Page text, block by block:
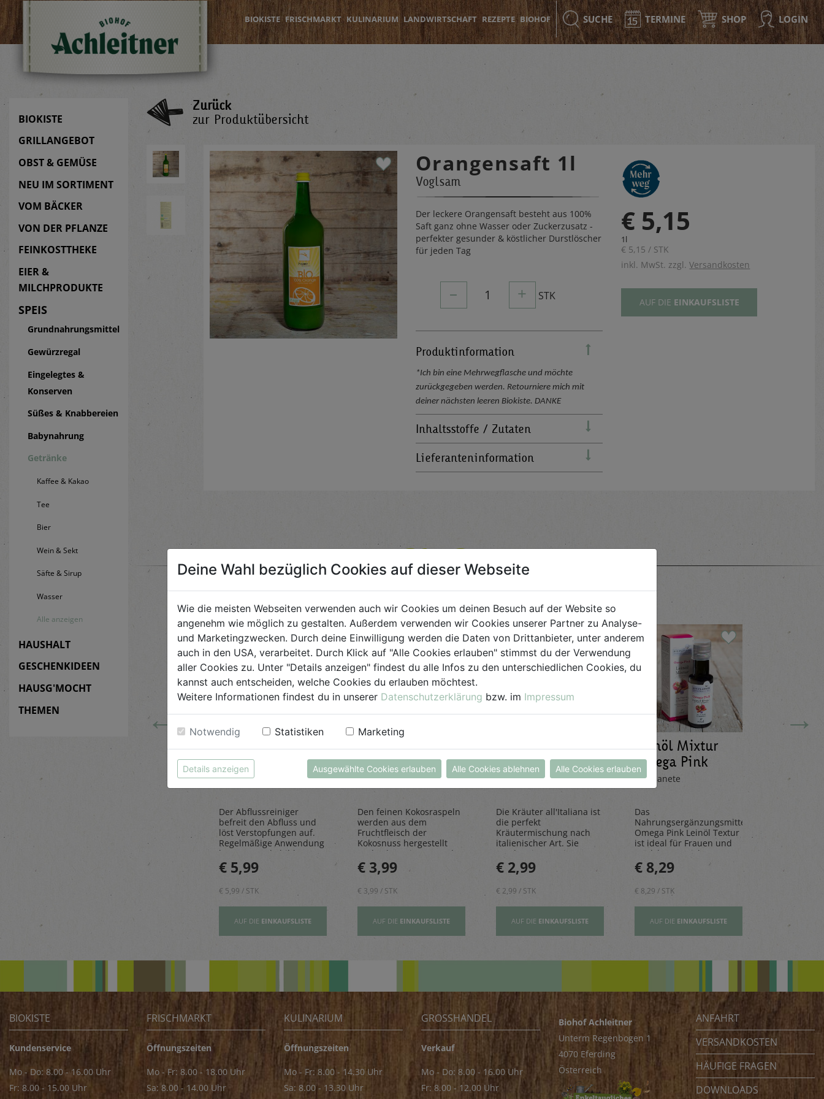
BIOKISTE FRISCHMARKT KULINARIUM LANDWIRTSCHAFT REZEPTE BIOHOF SUCHE TERMINE SHOP LOGIN
BIOKISTE
GRILLANGEBOT
OBST & GEMÜSE
NEU IM SORTIMENT
VOM BÄCKER
VON DER PFLANZE
FEINKOSTTHEKE
EIER &
MILCHPRODUKTE
SPEIS
Grundnahrungsmittel
Gewürzregal
Eingelegtes &
Konserven
Süßes & Knabbereien
Babynahrung
Getränke
Kaffee & Kakao
Tee
Bier
Wein & Sekt
Säfte & Sirup
Wasser
Alle anzeigen
HAUSHALT
GESCHENKIDEEN
HAUSG'MOCHT
THEMEN
Zurück
zur Produktübersicht
Orangensaft 1l
Voglsam
Der leckere Orangensaft besteht aus 100%
Saft ganz ohne Wasser oder Zuckerzusatz -
perfekter gesunder & köstlicher Durstlöscher
für jeden Tag
– 1 + STK
Produktinformation
*Ich bin eine Mehrwegflasche und möchte
zurückgegeben werden. Retourniere mich mit
deiner nächsten leeren Biokiste. DANKE
Inhaltsstoffe / Zutaten
Lieferanteninformation
€ 5,15
1l
€ 5,15 / STK
inkl. MwSt. zzgl.Versandkosten
AUF DIE EINKAUFSLISTE
Bio-Produkte
für Jedermann
←
Steinpilze
gesammelt in den
Golija-Gebirges - perfekt
Abflussreiniger
1L
AlmaWin
Der Abflussreiniger
befreit den Abfluss und
löst Verstopfungen auf.
Regelmäßige Anwendung
beugt Geruchsbildung
vor.
€ 5,99
€ 5,99 / STK
AUF DIE EINKAUFSLISTE
Kokosraspeln
250g
Rapunzel Naturkost
Den feinen Kokosraspeln
werden aus dem
Fruchtfleisch der
Kokosnuss hergestellt
und geben einen Hauch
Exotik in köstliche Kuchen
& Kekse
€ 3,99
€ 3,99 / STK
AUF DIE EINKAUFSLISTE
Kräuter
all'Italiana 20g
Sonnentor
Die Kräuter all'Italiana ist
die perfekt
Kräutermischung nach
italienischer Art. Sie
rundet Pizzen, Risottos
und Pastagerichte ab.
€ 2,99
€ 2,99 / STK
AUF DIE EINKAUFSLISTE
Leinöl Mixtur
Omega Pink
100ml
Bio Planete
Das
Nahrungsergänzungsmittel
Omega Pink Leinöl Textur
ist ideal für Frauen und
Mädchen – reich an
Vitamin E und wertovllen
Omega-3-Fettsäuren
€ 8,29
€ 8,29 / STK
AUF DIE EINKAUFSLISTE
330ml
Pedacola
€ 2,80
→
BIOKISTE
Kundenservice
Mo - Do: 8.00 - 16.00 Uhr
Fr: 8.00 - 15.00 Uhr
FRISCHMARKT
Öffnungszeiten
Mo - Fr: 8.00 - 18.00 Uhr
Sa: 8.00 - 14.00 Uhr
KULINARIUM
Öffnungszeiten
Mo - Fr: 8.00 - 14.30 Uhr
Sa: 8.00 - 13.30 Uhr
GROSSHANDEL
Verkauf
Mo - Do: 8.00 - 16.00 Uhr
Fr: 8.00 - 12.00 Uhr
Biohof Achleitner
Unterm Regenbogen 1
4070 Eferding
Österreich
ANFAHRT
VERSANDKOSTEN
HÄUFIGE FRAGEN
DOWNLOADS
Deine Wahl bezüglich Cookies auf dieser Webseite
Wie die meisten Webseiten verwenden auch wir Cookies um deinen Besuch auf der Website so
angenehm wie möglich zu gestalten. Außerdem verwenden wir Cookies unserer Partner zu Analyse-
und Marketingzwecken. Durch deine Einwilligung werden die Daten von Drittanbieter, unter anderem
auch in den USA, verarbeitet. Durch Klick auf "Alle Cookies erlauben" stimmst du der Verwendung
aller Cookies zu. Unter "Details anzeigen" findest du alle Infos zu den unterschiedlichen Cookies, du
kannst auch entscheiden, welche Cookies du erlauben möchtest.
Weitere Informationen findest du in unserer Datenschutzerklärung bzw. im Impressum
Notwendig Statistiken Marketing
Details anzeigen Ausgewählte Cookies erlauben Alle Cookies ablehnen Alle Cookies erlauben